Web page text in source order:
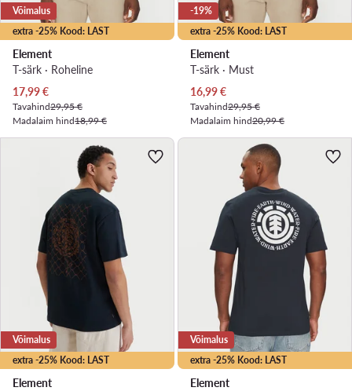
extra -25% Kood: LAST
Võimalus
Element
T-särk · Roheline
Praegune hind
17,99€
Tavahind29,95 €
Madalaim hind18,99 €
extra -25% Kood: LAST
-19%
Element
T-särk · Must
Praegune hind
16,99€
Tavahind29,95 €
Madalaim hind20,99 €
extra -25% Kood: LAST
Võimalus
Element
extra -25% Kood: LAST
Võimalus
Element